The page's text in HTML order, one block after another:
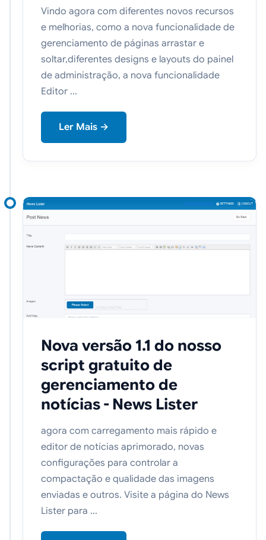
Vindo agora com diferentes novos recursos
e melhorias, como a nova funcionalidade de
gerenciamento de páginas arrastar e
soltar,diferentes designs e layouts do painel
de administração, a nova funcionalidade
Editor ...
Ler Mais →
Nova versão 1.1 do nosso
script gratuito de
gerenciamento de
notícias - News Lister
agora com carregamento mais rápido e
editor de notícias aprimorado, novas
configurações para controlar a
compactação e qualidade das imagens
enviadas e outros. Visite a página do News
Lister para ...